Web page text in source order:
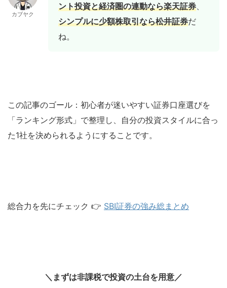
カブヤク
ント投資と経済圏の連動なら楽天証券
シンプルに少額株取引なら松井証券だ
ね。
この記事のゴール：初心者が迷いやすい証券口座選びを
「ランキング形式」で整理し、自分の投資スタイルに合っ
た1社を決められるようにすることです。
総合力を先にチェック 👉 SBI証券の強み総まとめ
＼まずは非課税で投資の土台を用意／